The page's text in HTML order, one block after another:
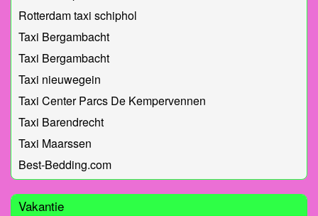
Rotterdam taxi schiphol
Taxi Bergambacht
Taxi Bergambacht
Taxi nieuwegein
Taxi Center Parcs De Kempervennen
Taxi Barendrecht
Taxi Maarssen
Best-Bedding.com
Vakantie